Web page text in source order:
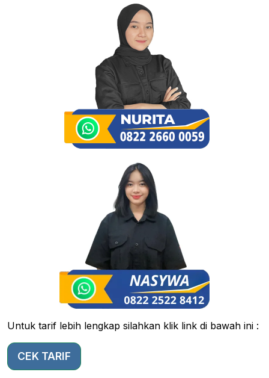
Untuk tarif lebih lengkap silahkan klik link di bawah ini :
CEK TARIF